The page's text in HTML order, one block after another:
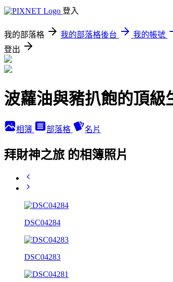
登入
我的部落格 我的部落格後台
我的帳號
登出
波蘿油與豬扒飽的頂級
相簿 部落格 名片
拜財神之旅 的相簿照片
DSC04284
DSC04283